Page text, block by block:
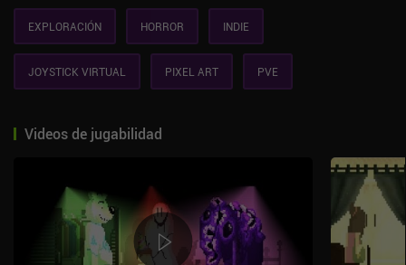
EXPLORACIÓN HORROR INDIE
JOYSTICK VIRTUAL PIXEL ART PVE
Videos de jugabilidad